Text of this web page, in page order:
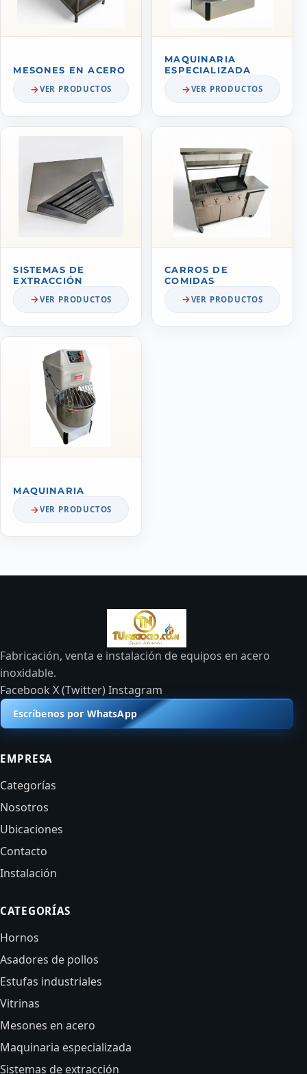
MESONES EN ACERO
VER PRODUCTOS
MAQUINARIA
ESPECIALIZADA
VER PRODUCTOS
SISTEMAS DE
EXTRACCIÓN
VER PRODUCTOS
CARROS DE
COMIDAS
VER PRODUCTOS
MAQUINARIA
VER PRODUCTOS
Fabricación, venta e instalación de equipos en acero
inoxidable.
FacebookX (Twitter)Instagram
Escríbenos por WhatsApp
EMPRESA
Categorías
Nosotros
Ubicaciones
Contacto
Instalación
CATEGORÍAS
Hornos
Asadores de pollos
Estufas industriales
Vitrinas
Mesones en acero
Maquinaria especializada
Sistemas de extracción